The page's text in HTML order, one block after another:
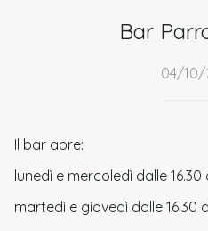
Bar
04/10/
Il bar apre:
lunedì e mercoledì dalle 16.30
martedì e giovedì dalle 16.30